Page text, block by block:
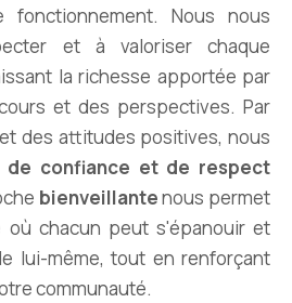
Nous nous
et à valoriser chaque
la richesse apportée par
et des perspectives. Par
des attitudes positives, nous
de confiance et de respect
bienveillantenous permet
chacun peut s'épanouir et
lui-même, tout en renforçant
communauté.